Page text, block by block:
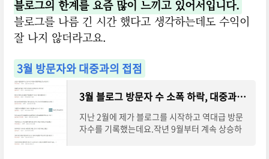
블로그의 한계를 요즘 많이 느끼고 있어서입니다.
블로그를 나름 긴 시간 했다고 생각하는데도 수익이
잘 나지 않더라고요.
3월 방문자와 대중과의 접점
3월 블로그 방문자 수 소폭 하락, 대중과의 접점은 어떻게 찾아야 할까? 글쓰기 방향성에 대한 고
지난 2월에 제가 블로그를 시작하고 역대급 방문
자수를 기록했는데요.작년 9월부터 계속 상승하